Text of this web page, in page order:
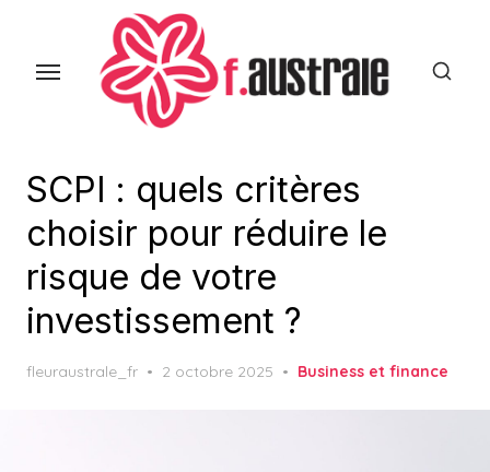
SCPI : quels critères
choisir pour réduire le
risque de votre
investissement ?
fleuraustrale_fr
Posted
2 octobre 2025 Business et finance